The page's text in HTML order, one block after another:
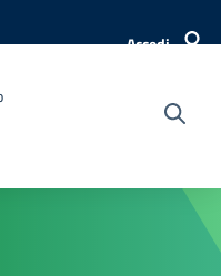
Accedi